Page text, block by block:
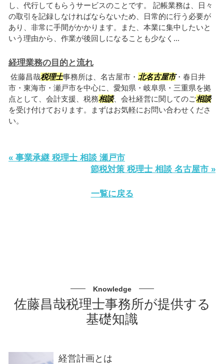
し、代行してもらうサービスのことです。 記帳業務は、日々
の取引を記録しなければならないため、日常的に行う必要が
あり、非常に手間がかかります。また、本業に集中したいと
いう理由から、作業が後回しになることも少なく...
経理業務の目的と流れ
佐藤昌哉税理士事務所は、名古屋市・ 北名古屋市・春日井
市・東海市・瀬戸市を中心に、愛知県・岐阜県・三重県を拠
点として、会計支援、税務相談、会社経営に関してのご相談
を受け付けております。まずはお気軽にお問い合わせくださ
い。
« 事業承継 税理士 相談 瀬戸市
節税対策 税理士 相談 名古屋市 »
一覧に戻る
Knowledge
佐藤昌哉税理士事務所が提供する
基礎知識
経営計画とは